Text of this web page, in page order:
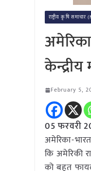
राष्ट्रीय कृषि
February 5,
05 फरवरी
अमेरिका-
कि अमेरिकी
को बहुत